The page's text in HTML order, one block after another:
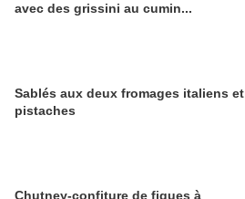
avec des grissini au cumin...
Sablés aux deux fromages italiens et
pistaches
Chutney-confiture de figues à